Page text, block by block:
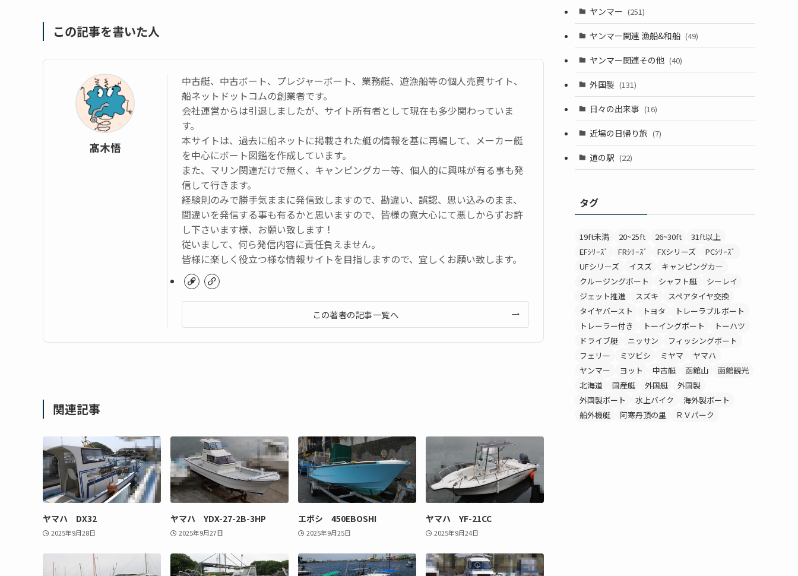
この記事を書いた人
髙木悟
中古艇、中古ボート、プレジャーボート、業務艇、遊漁船等の個人売買サイト、
船ネットドットコムの創業者です。
会社運営からは引退しましたが、サイト所有者として現在も多少関わっていま
す。
本サイトは、過去に船ネットに掲載された艇の情報を基に再編して、メーカー艇
を中心にボート図鑑を作成しています。
また、マリン関連だけで無く、キャンピングカー等、個人的に興味が有る事も発
信して行きます。
経験則のみで勝手気ままに発信致しますので、勘違い、誤認、思い込みのまま、
間違いを発信する事も有るかと思いますので、皆様の寛大心にて悪しからずお許
し下さいます様、お願い致します！
従いまして、何ら発信内容に責任負えません。
皆様に楽しく役立つ様な情報サイトを目指しますので、宜しくお願い致します。
この著者の記事一覧へ
関連記事
ヤマハ DX32
2025年9月28日
ヤマハ YDX-27-2B-3HP
2025年9月27日
エボシ 450EBOSHI
2025年9月25日
ヤマハ YF-21CC
2025年9月24日
ヤンマー (251)
ヤンマー関連 漁船&和船 (49)
ヤンマー関連その他 (40)
外国製 (131)
日々の出来事 (16)
近場の日帰り旅 (7)
道の駅 (22)
タグ
19ft未満 20~25ft 26~30ft
31ft以上
EFｼﾘｰｽﾞ
FRｼﾘｰｽﾞ FXシリーズ
PCｼﾘｰｽﾞ
UFシリーズ
イスズ
キャンピングカー
クルージングボート
シャフト艇
シーレイ
ジェット推進
スズキ
スペアタイヤ交換
タイヤバースト
トヨタ
トレーラブルボート
トレーラー付き
トーイングボート
トーハツ
ドライブ艇
ニッサン
フィッシングボート
フェリー
ミツビシ ミヤマ
ヤマハ
ヤンマー
ヨット 中古艇 函館山
函館観光
北海道
国産艇 外国艇
外国製
外国製ボート
水上バイク
海外製ボート
船外機艇
阿寒丹頂の里 ＲＶパーク